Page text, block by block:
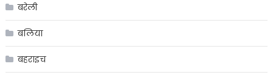
बरेली
बलिया
बहराइच